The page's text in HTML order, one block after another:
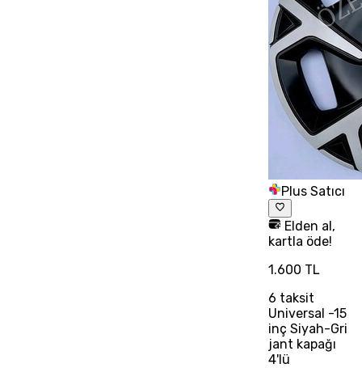
Plus Satıcı
Elden al,
kartla öde!
1.600 TL
6 taksit
Universal -15
inç Siyah-Gri
jant kapağı
4'lü